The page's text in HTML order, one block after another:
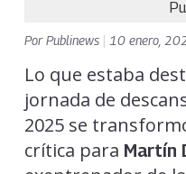
PorPublinews 10 enero,
Lo que estaba
jornada de
2025 se
crítica para Martín